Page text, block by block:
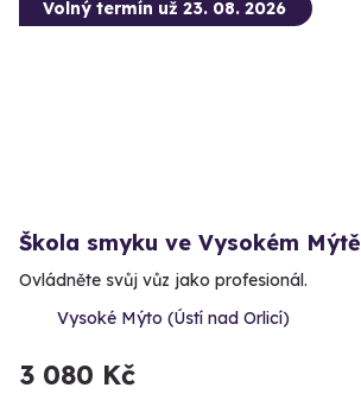
Volný termín už 23. 08. 2026
Škola smyku ve Vysokém Mýtě
Ovládněte svůj vůz jako profesionál.
Vysoké Mýto (Ústí nad Orlicí)
3 080 Kč